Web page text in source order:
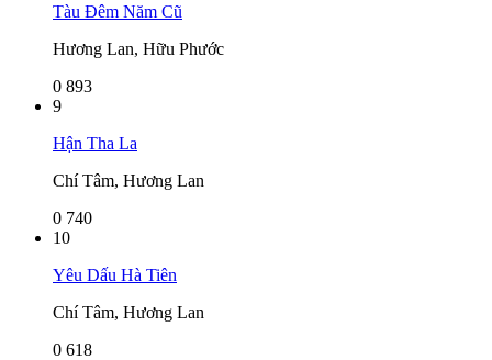
Tàu Đêm Năm Cũ
Hương Lan, Hữu Phước
0 893
9
Hận Tha La
Chí Tâm, Hương Lan
0 740
10
Yêu Dấu Hà Tiên
Chí Tâm, Hương Lan
0 618